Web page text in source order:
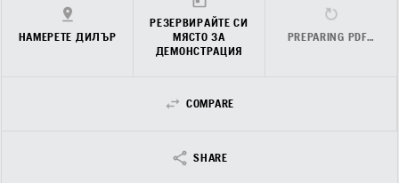
НАМЕРЕТЕ ДИЛЪР
РЕЗЕРВИРАЙТЕ СИ
МЯСТО ЗА
ДЕМОНСТРАЦИЯ
PREPARING PDF…
COMPARE
SHARE